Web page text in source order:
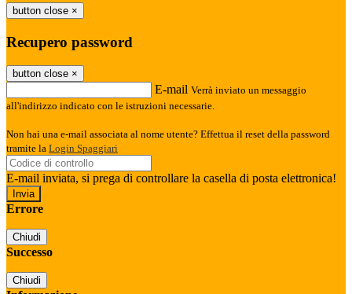
button close ×
Recupero password
button close ×
E-mail Verrà inviato un messaggio
all'indirizzo indicato con le istruzioni necessarie.
Non hai una e-mail associata al nome utente? Effettua il reset della password
tramite la Login Spaggiari
E-mail inviata, si prega di controllare la casella di posta elettronica!
Errore
Chiudi
Successo
Chiudi